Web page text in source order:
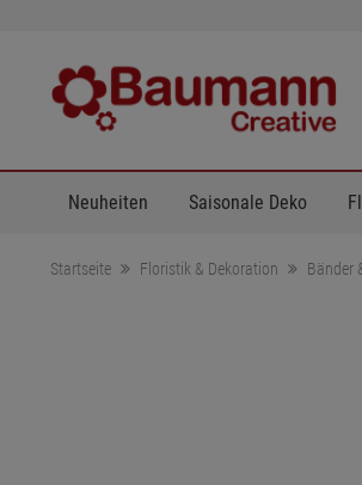
Neuheiten Saisonale Deko
Startseite Floristik & Dekoration Bänder